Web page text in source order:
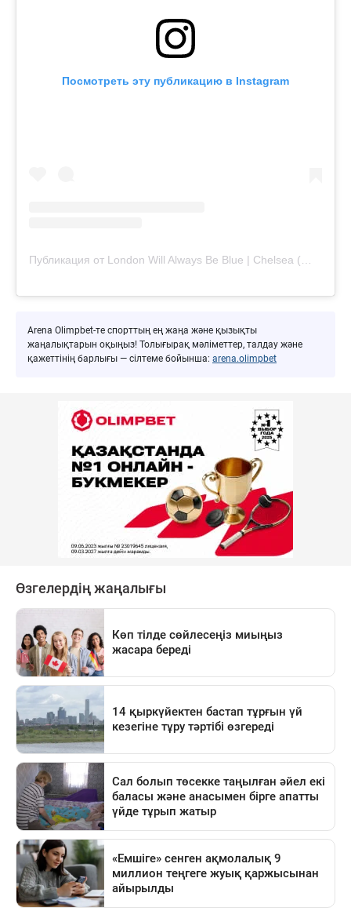
Посмотреть эту публикацию в Instagram
Arena Olimpbet-те спорттың ең жаңа және қызықты
жаңалықтарын оқыңыз! Толығырақ мәліметтер, талдау және
қажеттінің барлығы — сілтеме бойынша: arena.olimpbet